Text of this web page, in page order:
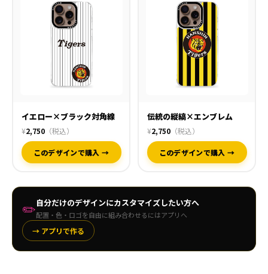
イエロー×ブラック対角線
¥2,750（税込）
このデザインで購入 →
伝統の縦縞×エンブレム
¥2,750（税込）
このデザインで購入 →
✏️自分だけのデザインにカスタマイズしたい方へ
配置・色・ロゴを自由に組み合わせるにはアプリへ
→ アプリで作る